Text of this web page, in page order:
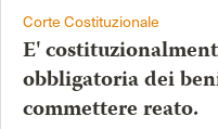
Corte Costituzionale
E'
obbligatoria dei
commettere reato.